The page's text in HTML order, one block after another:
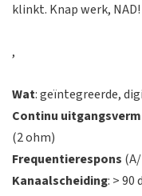
klinkt. Knap werk, NAD!
,
Wat: geïntegreerde,
Continu
(2 ohm)
Frequentierespons
Kanaalscheiding: > 90